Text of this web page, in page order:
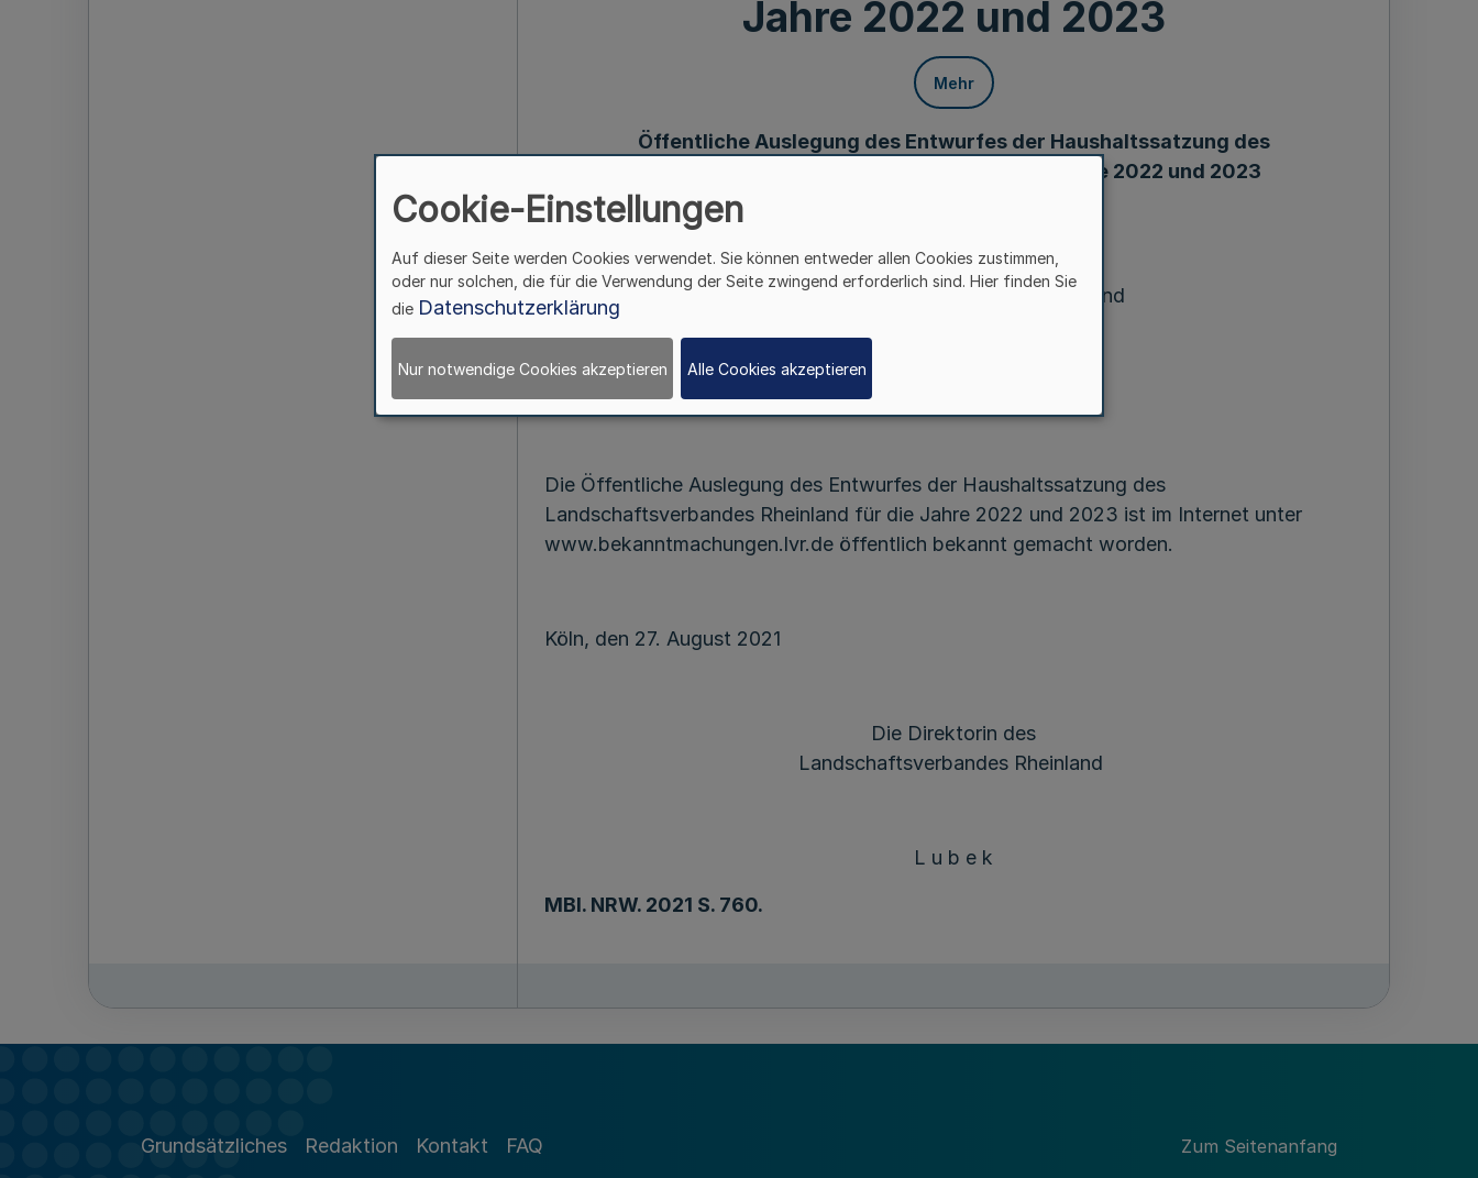
Jahre 2022 und 2023
Mehr
Öffentliche Auslegung des Entwurfes der Haushaltssatzung des
Landschaftsverbandes Rheinland für die Jahre 2022 und 2023
Bekanntmachung
des Landschaftsverbandes Rheinland
Die Öffentliche Auslegung des Entwurfes der Haushaltssatzung des
Landschaftsverbandes Rheinland für die Jahre 2022 und 2023 ist im Internet unter
www.bekanntmachungen.lvr.de öffentlich bekannt gemacht worden.
Köln, den 27. August 2021
Die Direktorin des
Landschaftsverbandes Rheinland
L u b e k
MBl. NRW. 2021 S. 760.
Grundsätzliches Redaktion Kontakt FAQ Zum Seitenanfang
Cookie-Einstellungen
Auf dieser Seite werden Cookies verwendet. Sie können entweder allen Cookies zustimmen,
oder nur solchen, die für die Verwendung der Seite zwingend erforderlich sind. Hier finden Sie
die Datenschutzerklärung
Nur notwendige Cookies akzeptieren Alle Cookies akzeptieren